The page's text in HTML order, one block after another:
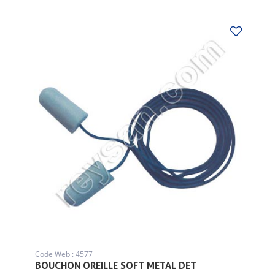
BOUCHON OREILLE SOFT METAL DET
Code Web : 4577